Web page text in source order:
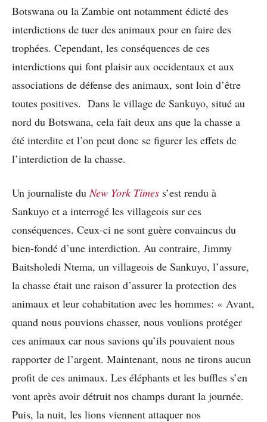
Botswana ou la Zambie ont notamment édicté des
interdictions de tuer des animaux pour en faire des
trophées. Cependant, les conséquences de ces
interdictions qui font plaisir aux occidentaux et aux
associations de défense des animaux, sont loin d’être
toutes positives. Dans le village de Sankuyo, situé au
nord du Botswana, cela fait deux ans que la chasse a
été interdite et l’on peut donc se figurer les effets de
l’interdiction de la chasse.
Un journaliste du New York Times s’est rendu à
Sankuyo et a interrogé les villageois sur ces
conséquences. Ceux-ci ne sont guère convaincus du
bien-fondé d’une interdiction. Au contraire, Jimmy
Baitsholedi Ntema, un villageois de Sankuyo, l’assure,
la chasse était une raison d’assurer la protection des
animaux et leur cohabitation avec les hommes: « Avant,
quand nous pouvions chasser, nous voulions protéger
ces animaux car nous savions qu’ils pouvaient nous
rapporter de l’argent. Maintenant, nous ne tirons aucun
profit de ces animaux. Les éléphants et les buffles s’en
vont après avoir détruit nos champs durant la journée.
Puis, la nuit, les lions viennent attaquer nos